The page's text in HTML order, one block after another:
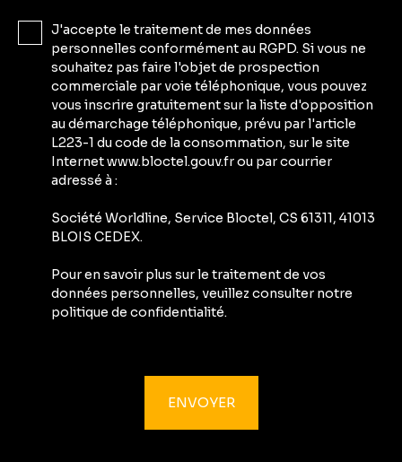
J'accepte le traitement de mes données
personnelles conformément au RGPD. Si vous ne
souhaitez pas faire l'objet de prospection
commerciale par voie téléphonique, vous pouvez
vous inscrire gratuitement sur la liste d'opposition
au démarchage téléphonique, prévu par l'article
L223-1 du code de la consommation, sur le site
Internet www.bloctel.gouv.fr ou par courrier
adressé à :
Société Worldline, Service Bloctel, CS 61311, 41013
BLOIS CEDEX.
Pour en savoir plus sur le traitement de vos
données personnelles, veuillez consulter notre
politique de confidentialité.
ENVOYER